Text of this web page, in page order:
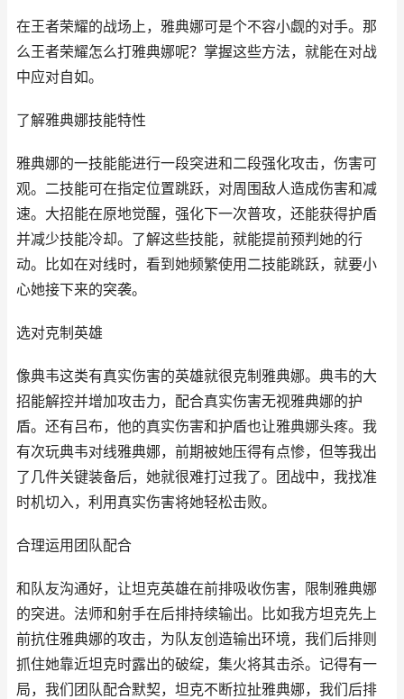
在王者荣耀的战场上，雅典娜可是个不容小觑的对手。那
么王者荣耀怎么打雅典娜呢？掌握这些方法，就能在对战
中应对自如。
了解雅典娜技能特性
雅典娜的一技能能进行一段突进和二段强化攻击，伤害可
观。二技能可在指定位置跳跃，对周围敌人造成伤害和减
速。大招能在原地觉醒，强化下一次普攻，还能获得护盾
并减少技能冷却。了解这些技能，就能提前预判她的行
动。比如在对线时，看到她频繁使用二技能跳跃，就要小
心她接下来的突袭。
选对克制英雄
像典韦这类有真实伤害的英雄就很克制雅典娜。典韦的大
招能解控并增加攻击力，配合真实伤害无视雅典娜的护
盾。还有吕布，他的真实伤害和护盾也让雅典娜头疼。我
有次玩典韦对线雅典娜，前期被她压得有点惨，但等我出
了几件关键装备后，她就很难打过我了。团战中，我找准
时机切入，利用真实伤害将她轻松击败。
合理运用团队配合
和队友沟通好，让坦克英雄在前排吸收伤害，限制雅典娜
的突进。法师和射手在后排持续输出。比如我方坦克先上
前抗住雅典娜的攻击，为队友创造输出环境，我们后排则
抓住她靠近坦克时露出的破绽，集火将其击杀。记得有一
局，我们团队配合默契，坦克不断拉扯雅典娜，我们后排